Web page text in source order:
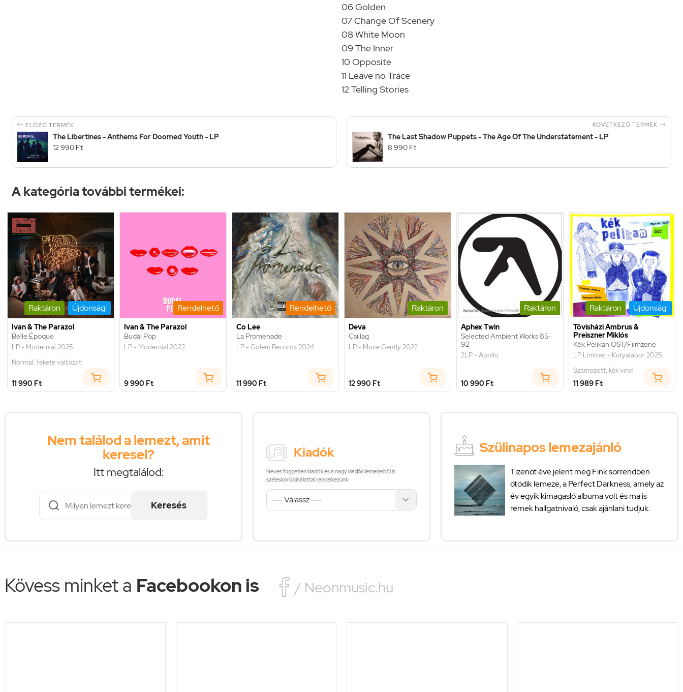
06 Golden
07 Change Of Scenery
08 White Moon
09 The Inner
10 Opposite
11 Leave no Trace
12 Telling Stories
 ELŐZŐ TERMÉK
The Libertines - Anthems For Doomed Youth - LP
12 990 Ft
KÖVETKEZŐ TERMÉK 
The Last Shadow Puppets - The Age Of The Understatement - LP
8 990 Ft
A kategória további termékei:
Raktáron Újdonság!
Ivan & The Parazol
Belle Époque
LP - Modernial 2025
Normál, fekete változat!
11 990 Ft
Rendelhető
Ivan & The Parazol
Budai Pop
LP - Modernial 2022
9 990 Ft
Rendelhető
Co Lee
La Promenade
LP - Golem Records 2024
11 990 Ft
Raktáron
Deva
Csillag
LP - Move Gently 2022
12 990 Ft
Raktáron
Aphex Twin
Selected Ambient Works 85-
92
2LP - Apollo
10 990 Ft
Raktáron Újdonság!
Tövisházi Ambrus &
Preiszner Miklós
Kék Pelikan OST/Filmzene
LP Limited - Kutyalabor 2025
Számozott, kék vinyl
11 989 Ft
Nem találod a lemezt, amit
keresel?
Itt megtalálod:
Keresés
Kiadók
Neves független kiadók és a nagy kiadók lemezeiből is
széleskörű kínálattal rendelkezünk:
Szülinapos lemezajánló
Tizenöt éve jelent meg Fink sorrendben
ötödik lemeze, a Perfect Darkness, amely az
év egyik kimagasló albuma volt és ma is
remek hallgatnivaló, csak ajánlani tudjuk.
Kövess minket a Facebookon is  / Neonmusic.hu